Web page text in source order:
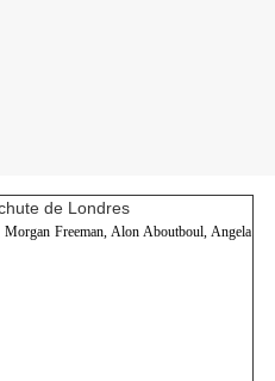
Freeman, Alon Aboutboul, Angela